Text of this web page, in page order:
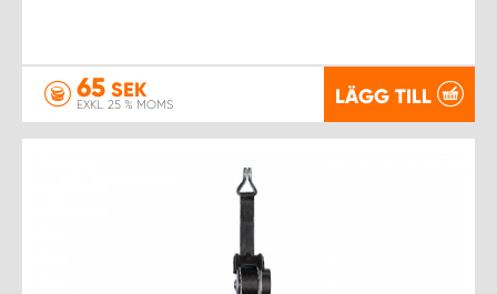
65 SEK
EXKL. 25 % MOMS LÄGG TILL